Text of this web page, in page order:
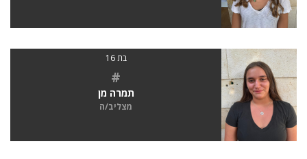
בת 16
#
תמרה מן
מצליב/ה